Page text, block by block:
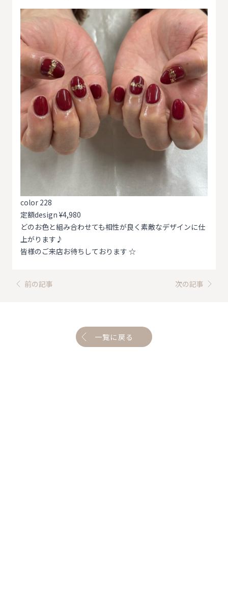
color 228
定額design ¥4,980
どのお色と組み合わせても相性が良く素敵なデザインに仕
上がります♪
皆様のご来店お待ちしております ☆
前の記事 次の記事
一覧に戻る